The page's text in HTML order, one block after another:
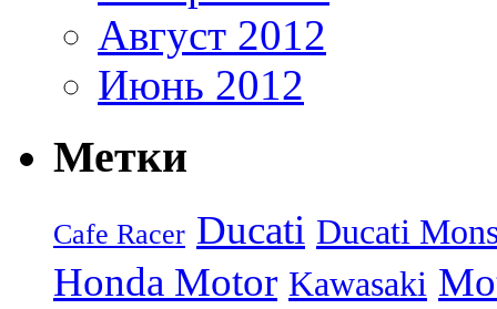
Август 2012
Июнь 2012
Метки
Cafe Racer Ducati Ducati
Honda Motor Kawasaki